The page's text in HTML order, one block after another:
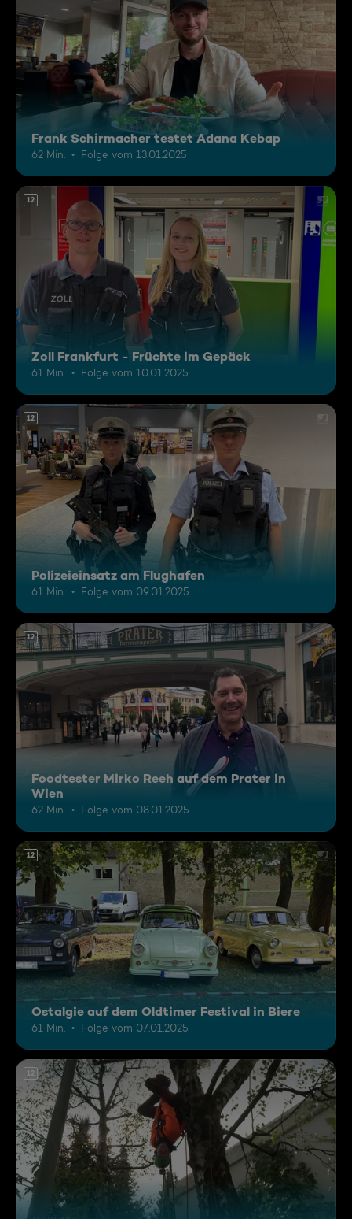
Frank Schirmacher testet Adana Kebap
62 Min. Folge vom 13.01.2025
12
Zoll Frankfurt - Früchte im Gepäck
61 Min. Folge vom 10.01.2025
12
Polizeieinsatz am Flughafen
61 Min. Folge vom 09.01.2025
12
Foodtester Mirko Reeh auf dem Prater in
Wien
62 Min. Folge vom 08.01.2025
12
Ostalgie auf dem Oldtimer Festival in Biere
61 Min. Folge vom 07.01.2025
12